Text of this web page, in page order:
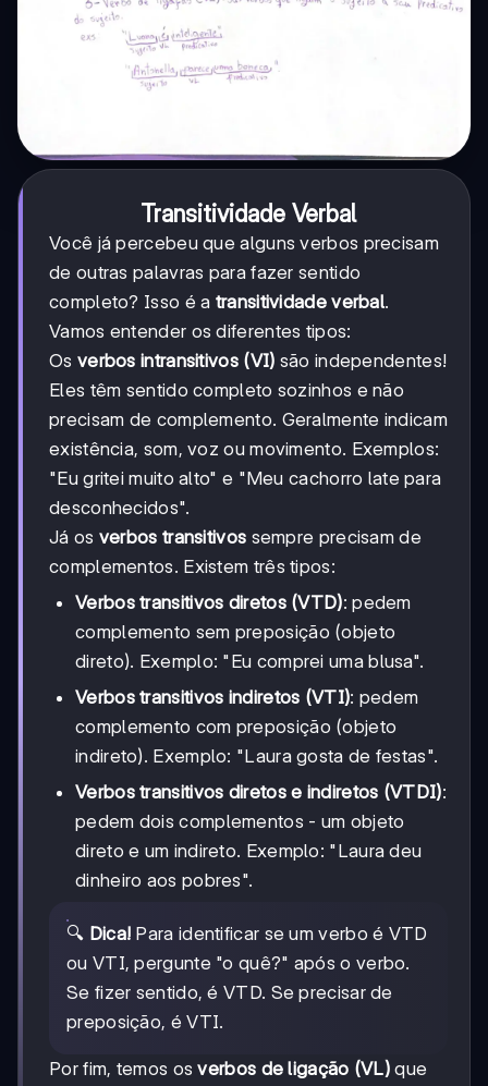
Transitividade Verbal
Você já percebeu que alguns verbos precisam
de outras palavras para fazer sentido
completo? Isso é a transitividade verbal.
Vamos entender os diferentes tipos:
Os verbos intransitivos (VI) são independentes!
Eles têm sentido completo sozinhos e não
precisam de complemento. Geralmente indicam
existência, som, voz ou movimento. Exemplos:
"Eu gritei muito alto" e "Meu cachorro late para
desconhecidos".
Já os verbos transitivos sempre precisam de
complementos. Existem três tipos:
Verbos transitivos diretos (VTD): pedem
complemento sem preposição (objeto
direto). Exemplo: "Eu comprei uma blusa".
Verbos transitivos indiretos (VTI): pedem
complemento com preposição (objeto
indireto). Exemplo: "Laura gosta de festas".
Verbos transitivos diretos e indiretos (VTDI):
pedem dois complementos - um objeto
direto e um indireto. Exemplo: "Laura deu
dinheiro aos pobres".
🔍 Dica! Para identificar se um verbo é VTD
ou VTI, pergunte "o quê?" após o verbo.
Se fizer sentido, é VTD. Se precisar de
preposição, é VTI.
Por fim, temos osverbos de ligação (VL) que